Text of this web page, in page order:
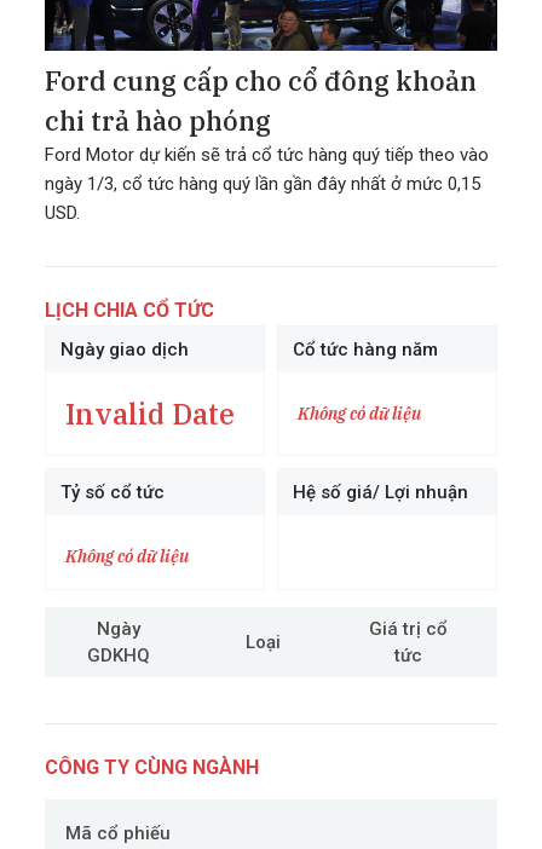
Ford cung cấp cho cổ đông khoản
chi trả hào phóng
Ford Motor dự kiến sẽ trả cổ tức hàng quý tiếp theo vào
ngày 1/3, cổ tức hàng quý lần gần đây nhất ở mức 0,15
USD.
LỊCH CHIA CỔ TỨC
Ngày giao dịch
Invalid Date
Cổ tức hàng năm
Không có dữ liệu
Tỷ số cổ tức
Không có dữ liệu
Hệ số giá/ Lợi nhuận
Ngày
GDKHQ
Loại
Giá trị cổ
tức
CÔNG TY CÙNG NGÀNH
Mã cổ phiếu